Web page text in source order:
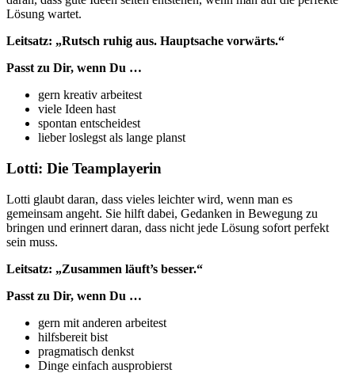
Lösung wartet.
Leitsatz: „Rutsch ruhig aus. Hauptsache vorwärts.“
Passt zu Dir, wenn Du …
gern kreativ arbeitest
viele Ideen hast
spontan entscheidest
lieber loslegst als lange planst
Lotti: Die Teamplayerin
Lotti glaubt daran, dass vieles leichter wird, wenn man es
gemeinsam angeht. Sie hilft dabei, Gedanken in Bewegung zu
bringen und erinnert daran, dass nicht jede Lösung sofort perfekt
sein muss.
Leitsatz: „Zusammen läuft’s besser.“
Passt zu Dir, wenn Du …
gern mit anderen arbeitest
hilfsbereit bist
pragmatisch denkst
Dinge einfach ausprobierst